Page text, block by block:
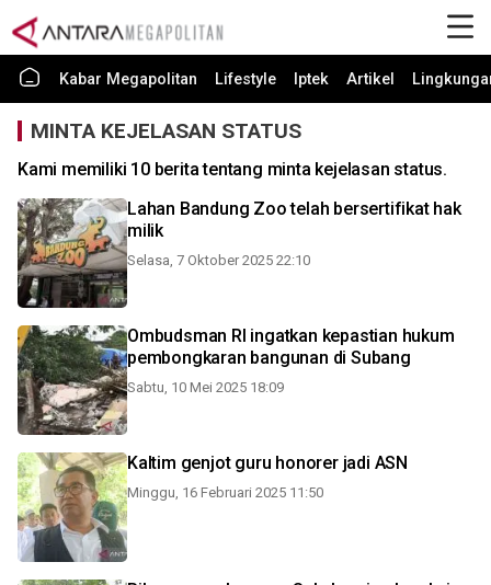
Kabar Megapolitan Lifestyle Iptek Artikel
MINTA KEJELASAN STATUS
Kami memiliki 10 berita tentang minta kejelasan status.
Lahan Bandung Zoo telah bersertifikat hak
milik
Selasa, 7 Oktober 2025 22:10
Ombudsman RI ingatkan kepastian hukum
pembongkaran bangunan di Subang
Sabtu, 10 Mei 2025 18:09
Kaltim genjot guru honorer jadi ASN
Minggu, 16 Februari 2025 11:50